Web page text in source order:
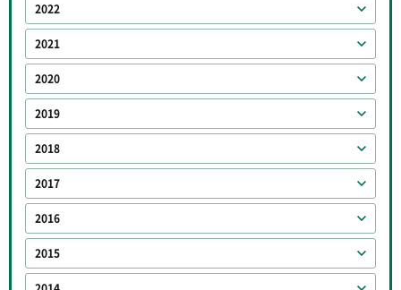
2022
2021
2020
2019
2018
2017
2016
2015